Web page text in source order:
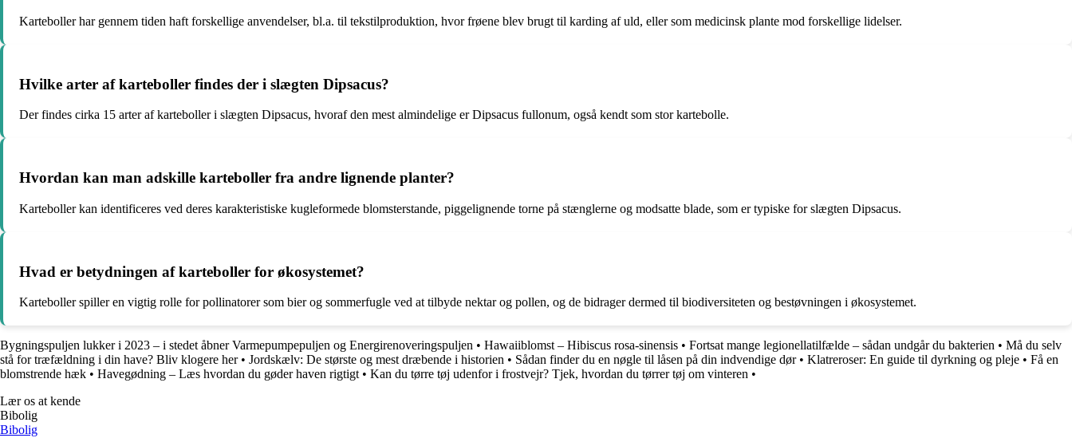
Karteboller har gennem tiden haft forskellige anvendelser, bl.a. til tekstilproduktion, hvor frøene blev brugt til karding af uld, eller som medicinsk plante mod forskellige lidelser.
Hvilke arter af karteboller findes der i slægten Dipsacus?
Der findes cirka 15 arter af karteboller i slægten Dipsacus, hvoraf den mest almindelige er Dipsacus fullonum, også kendt som stor kartebolle.
Hvordan kan man adskille karteboller fra andre lignende planter?
Karteboller kan identificeres ved deres karakteristiske kugleformede blomsterstande, piggelignende torne på stænglerne og modsatte blade, som er typiske for slægten Dipsacus.
Hvad er betydningen af karteboller for økosystemet?
Karteboller spiller en vigtig rolle for pollinatorer som bier og sommerfugle ved at tilbyde nektar og pollen, og de bidrager dermed til biodiversiteten og bestøvningen i økosystemet.
Bygningspuljen lukker i 2023 – i stedet åbner Varmepumpepuljen og Energirenoveringspuljen • Hawaiiblomst – Hibiscus rosa-sinensis • Fortsat mange legionellatilfælde – sådan undgår du bakterien • Må du selv
stå for træfældning i din have? Bliv klogere her• Jordskælv: De største og mest dræbende i historien • Sådan finder du en nøgle til låsen på din indvendige dør• Klatreroser: En guide til dyrkning og pleje • Få en
blomstrende hæk • Havegødning – Læs hvordan du gøder haven rigtigt • Kan du tørre tøj udenfor i frostvejr? Tjek, hvordan du tørrer tøj om vinteren •
Lær os at kende
Bibolig
Bibolig